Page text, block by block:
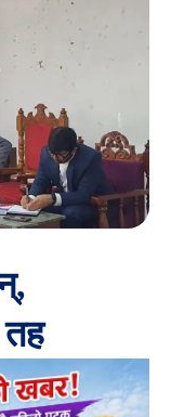
तह